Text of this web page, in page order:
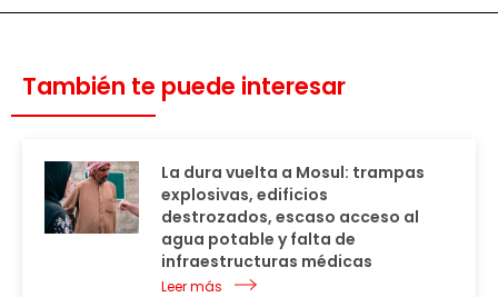
También te puede interesar
La dura vuelta a Mosul: trampas
explosivas, edificios
destrozados, escaso acceso al
agua potable y falta de
infraestructuras médicas
Leer más